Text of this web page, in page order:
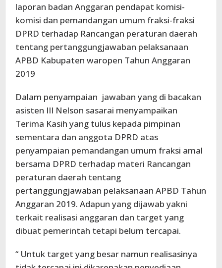
laporan badan Anggaran pendapat komisi-
komisi dan pemandangan umum fraksi-fraksi
DPRD terhadap Rancangan peraturan daerah
tentang pertanggungjawaban pelaksanaan
APBD Kabupaten waropen Tahun Anggaran
2019
Dalam penyampaian jawaban yang di bacakan
asisten III Nelson sasarai menyampaikan
Terima Kasih yang tulus kepada pimpinan
sementara dan anggota DPRD atas
penyampaian pemandangan umum fraksi amal
bersama DPRD terhadap materi Rancangan
peraturan daerah tentang
pertanggungjawaban pelaksanaan APBD Tahun
Anggaran 2019. Adapun yang dijawab yakni
terkait realisasi anggaran dan target yang
dibuat pemerintah tetapi belum tercapai.
“ Untuk target yang besar namun realisasinya